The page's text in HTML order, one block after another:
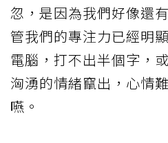
忽，是因為我們好像還
管我們的專注力已經明
電腦，打不出半個字，
洶湧的情緒竄出，心情
嚥。